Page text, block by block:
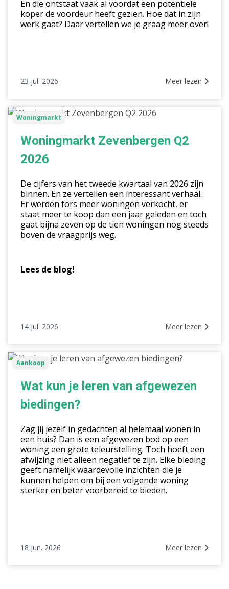
En die ontstaat vaak al voordat een potentiële
koper de voordeur heeft gezien. Hoe dat in zijn
werk gaat? Daar vertellen we je graag meer over!
23 jul. 2026 Meer lezen
Woningmarkt
Zevenbergen
Woningmarkt
Woningmarkt Zevenbergen Q2
2026
De cijfers van het tweede kwartaal van 2026 zijn
binnen. En ze vertellen een interessant verhaal.
Er werden fors meer woningen verkocht, er
staat meer te koop dan een jaar geleden en toch
gaat bijna zeven op de tien woningen nog steeds
boven de vraagprijs weg.
Lees de blog!
14 jul. 2026 Meer lezen
Wat
van
biedingen?
Aankoop
Wat kun je leren van afgewezen
biedingen?
Zag jij jezelf in gedachten al helemaal wonen in
een huis? Dan is een afgewezen bod op een
woning een grote teleurstelling. Toch hoeft een
afwijzing niet alleen negatief te zijn. Elke bieding
geeft namelijk waardevolle inzichten die je
kunnen helpen om bij een volgende woning
sterker en beter voorbereid te bieden.
18 jun. 2026 Meer lezen